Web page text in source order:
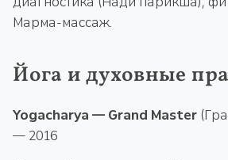
Марма-массаж.
Йога и духовные
Yogacharya — Grand Master
— 2016